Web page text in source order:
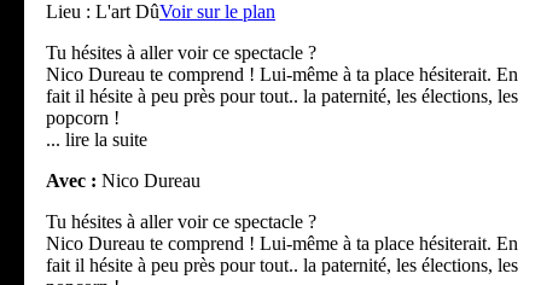
Lieu : L'art DûVoir sur le plan
Tu hésites à aller voir ce spectacle ?
Nico Dureau te comprend ! Lui-même à ta place hésiterait. En
fait il hésite à peu près pour tout.. la paternité, les élections, les
popcorn !
... lire la suite
Avec : Nico Dureau
Tu hésites à aller voir ce spectacle ?
Nico Dureau te comprend ! Lui-même à ta place hésiterait. En
fait il hésite à peu près pour tout.. la paternité, les élections, les